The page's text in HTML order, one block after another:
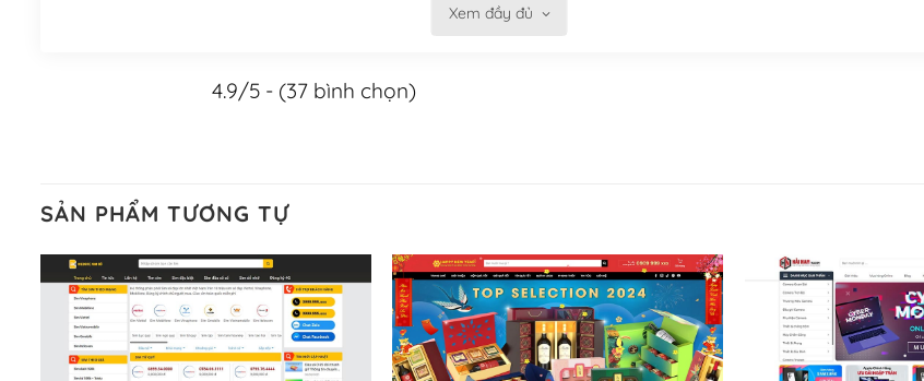
Khi bạn sử dụng WordPress, thì vấn đề giao diện của bạn trở nên dễ dàng và nhanh chóng. Với kho Theme
– Sở hữu một cộng đồng lớn, sẵn sàng hỗ trợ
WordPress là nơi lưu trữ cho một diễn đàn cộng đồng khổng lồ được kiểm duyệt bởi các nhân viên và những người
cuồng tín WordPress.
Xem đầy đủ
4.9/5 - (37 bình chọn)
SẢN PHẨM TƯƠNG TỰ